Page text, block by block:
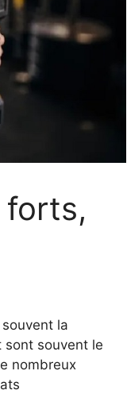
forts,
la
sont souvent le
nombreux